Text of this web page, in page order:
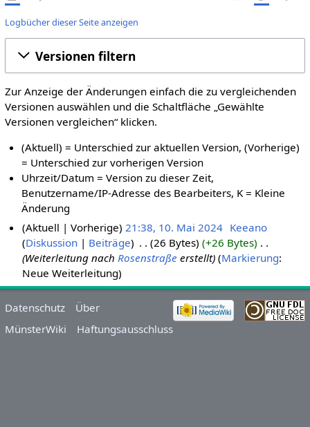
Logbücher dieser Seite anzeigen
Versionen filtern
Zur Anzeige der Änderungen einfach die zu vergleichenden
Versionen auswählen und die Schaltfläche „Gewählte
Versionen vergleichen“ klicken.
(Aktuell) = Unterschied zur aktuellen Version, (Vorherige)
= Unterschied zur vorherigen Version
Uhrzeit/Datum = Version zu dieser Zeit,
Benutzername/IP-Adresse des Bearbeiters, K = Kleine
Änderung
Aktuell
Vorherige 21:38, 10. Mai 2024 Keeano
Diskussion
Beiträge 26 Bytes +26 Bytes
Weiterleitung nach Rosenstraße erstellt Markierung:
Neue Weiterleitung
Datenschutz
Über
MünsterWiki
Haftungsausschluss